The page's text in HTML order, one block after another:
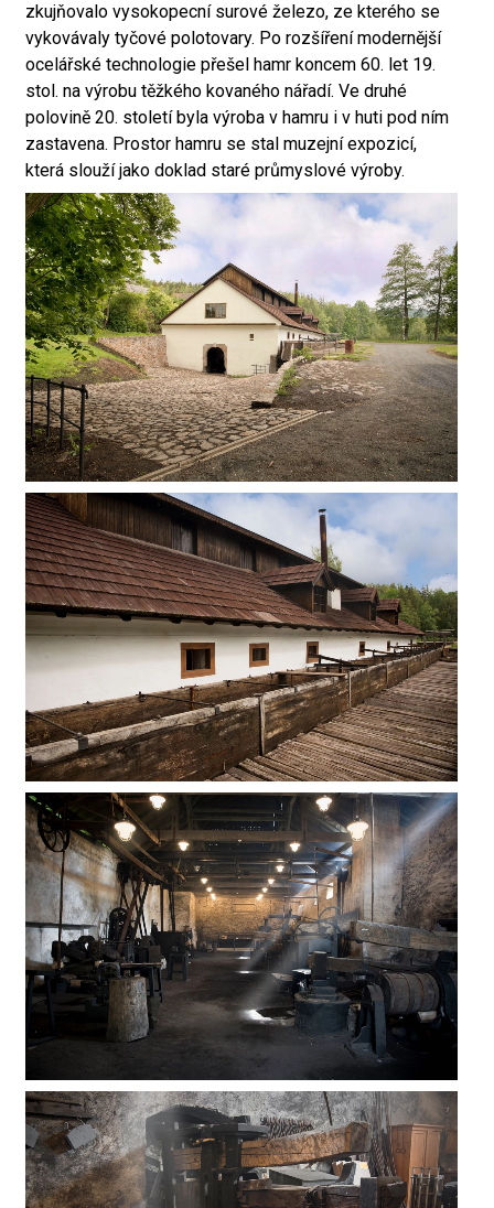
zkujňovalo vysokopecní surové železo, ze kterého se
vykovávaly tyčové polotovary. Po rozšíření modernější
ocelářské technologie přešel hamr koncem 60. let 19.
stol. na výrobu těžkého kovaného nářadí. Ve druhé
polovině 20. století byla výroba v hamru i v huti pod ním
zastavena. Prostor hamru se stal muzejní expozicí,
která slouží jako doklad staré průmyslové výroby.